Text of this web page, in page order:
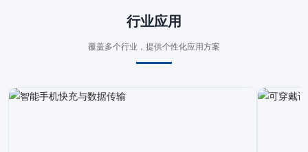
行业应用
覆盖多个行业，提供个性化应用方案